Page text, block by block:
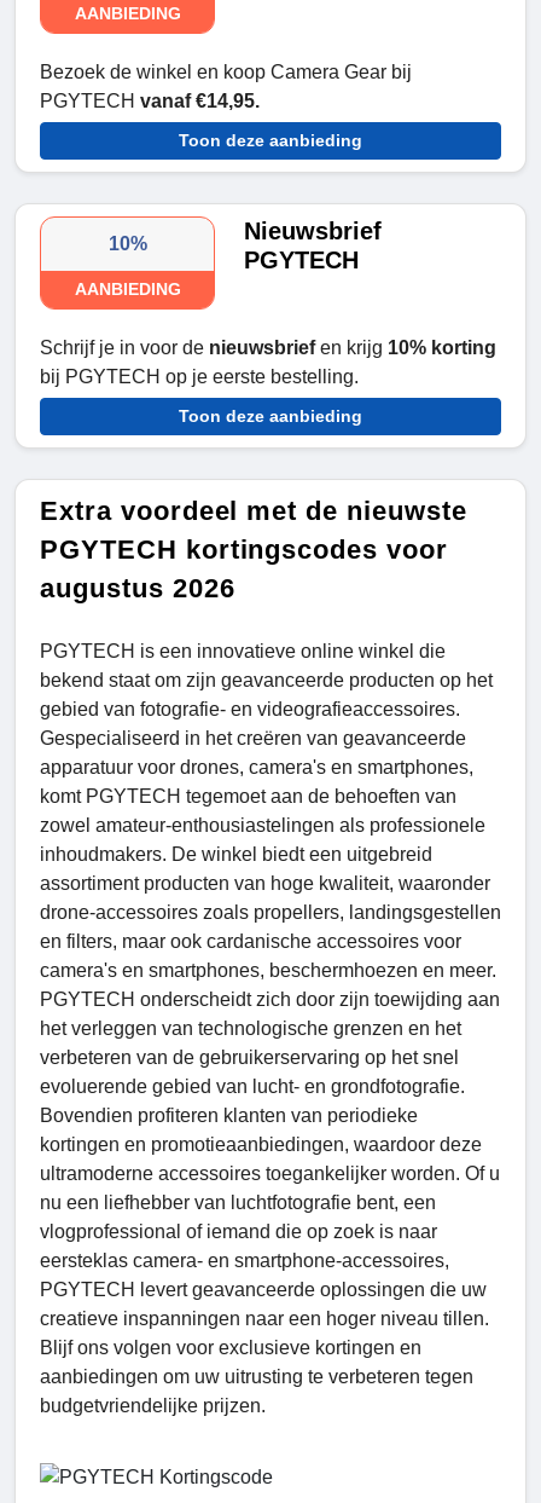
AANBIEDING
Bezoek de winkel en koop Camera Gear bij
PGYTECH vanaf €14,95.
Toon deze aanbieding
10%
AANBIEDING
Nieuwsbrief
PGYTECH
Schrijf je in voor de nieuwsbriefen krijg 10% korting
bij PGYTECH op je eerste bestelling.
Toon deze aanbieding
Extra voordeel met de nieuwste
PGYTECH kortingscodes voor
augustus 2026
PGYTECH is een innovatieve online winkel die
bekend staat om zijn geavanceerde producten op het
gebied van fotografie- en videografieaccessoires.
Gespecialiseerd in het creëren van geavanceerde
apparatuur voor drones, camera's en smartphones,
komt PGYTECH tegemoet aan de behoeften van
zowel amateur-enthousiastelingen als professionele
inhoudmakers. De winkel biedt een uitgebreid
assortiment producten van hoge kwaliteit, waaronder
drone-accessoires zoals propellers, landingsgestellen
en filters, maar ook cardanische accessoires voor
camera's en smartphones, beschermhoezen en meer.
PGYTECH onderscheidt zich door zijn toewijding aan
het verleggen van technologische grenzen en het
verbeteren van de gebruikerservaring op het snel
evoluerende gebied van lucht- en grondfotografie.
Bovendien profiteren klanten van periodieke
kortingen en promotieaanbiedingen, waardoor deze
ultramoderne accessoires toegankelijker worden. Of u
nu een liefhebber van luchtfotografie bent, een
vlogprofessional of iemand die op zoek is naar
eersteklas camera- en smartphone-accessoires,
PGYTECH levert geavanceerde oplossingen die uw
creatieve inspanningen naar een hoger niveau tillen.
Blijf ons volgen voor exclusieve kortingen en
aanbiedingen om uw uitrusting te verbeteren tegen
budgetvriendelijke prijzen.